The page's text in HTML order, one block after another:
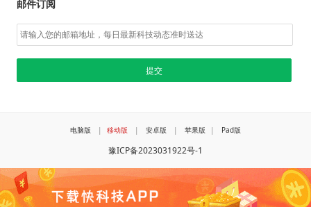
邮件订阅
电脑版 | 移动版 | 安卓版 | 苹果版 | Pad版
豫ICP备2023031922号-1